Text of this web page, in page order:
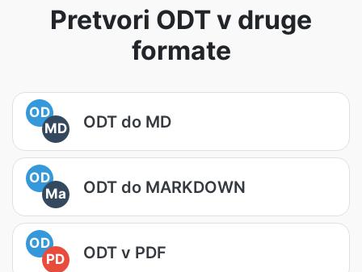
Pretvori ODT v druge
formate
OD
MD
ODT do MD
OD
Ma
ODT do MARKDOWN
OD
PD
ODT v PDF